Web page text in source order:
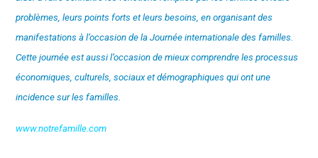
problèmes, leurs points forts et leurs besoins, en organisant des
manifestations à l’occasion de la Journée internationale des familles.
Cette journée est aussi l’occasion de mieux comprendre les processus
économiques, culturels, sociaux et démographiques qui ont une
incidence sur les familles.
www.notrefamille.com